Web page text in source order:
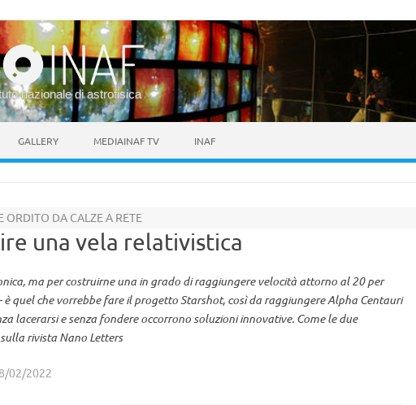
nazionale di astrofisica
GALLERY MEDIAINAF TV INAF
ORDITO DA CALZE A RETE
una vela relativistica
ma per costruirne una in grado di raggiungere velocità attorno al 20 per
quel che vorrebbe fare il progetto Starshot, così da raggiungere Alpha Centauri
lacerarsi e senza fondere occorrono soluzioni innovative. Come le due
rivista Nano Letters
02/2022